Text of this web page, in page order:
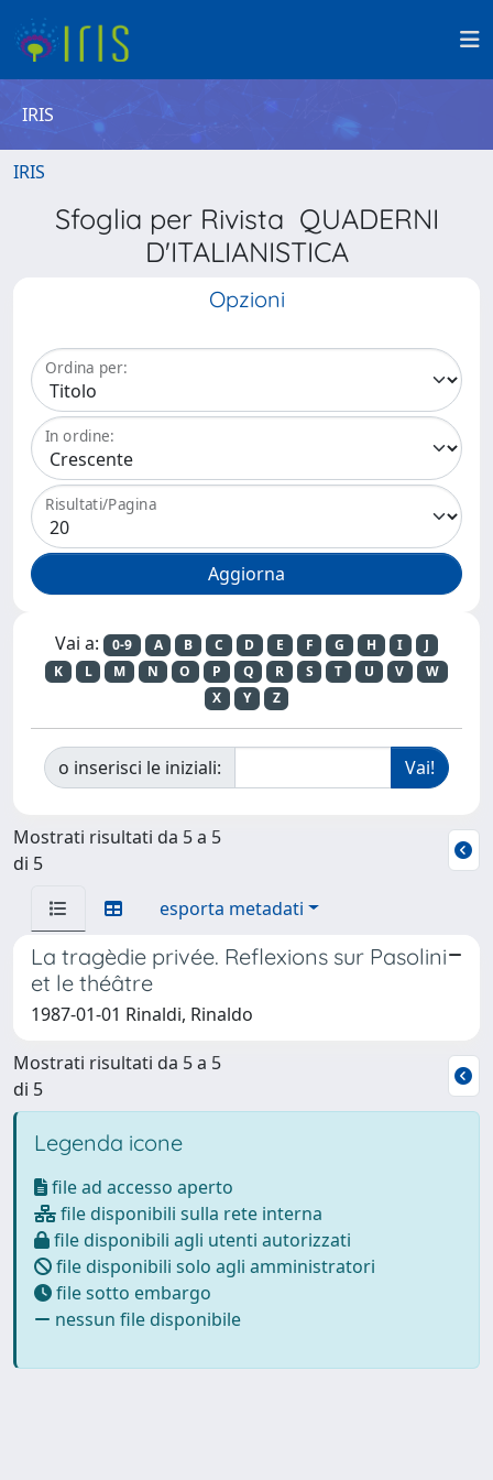
IRIS
IRIS
Sfoglia per Rivista QUADERNI
D'ITALIANISTICA
Opzioni
Ordina per:
In ordine:
Risultati/Pagina
Vai a: 0-9 A B C D E F G H I
J
K
L M N O P Q R S T U V
W
X
Y Z
o inserisci le iniziali:
Mostrati risultati da 5 a 5
di 5
esporta metadati
La tragèdie privée. Reflexions sur Pasolini
et le théâtre
1987-01-01 Rinaldi, Rinaldo
Mostrati risultati da 5 a 5
di 5
Legenda icone
file ad accesso aperto
file disponibili sulla rete interna
file disponibili agli utenti autorizzati
file disponibili solo agli amministratori
file sotto embargo
nessun file disponibile